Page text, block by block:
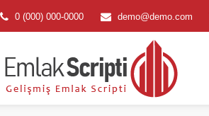
0 (000) 000-0000 demo@demo.com